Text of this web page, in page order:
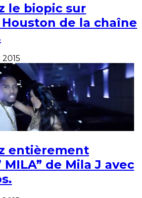
le biopic sur
de la chaîne
entièrement
MILA” de Mila J avec